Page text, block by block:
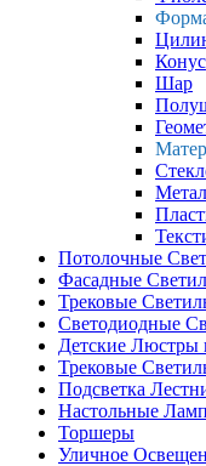
Конус
Шар
Потолочные
Фасадные
Трековые
Светодиодные
Детские Люстры
Трековые
Подсветка
Настольные
Торшеры
Уличное